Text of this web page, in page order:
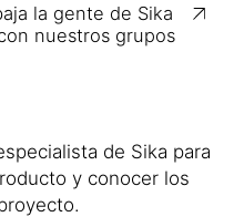
la gente de Sika
nuestros grupos
de Sika para
y conocer los